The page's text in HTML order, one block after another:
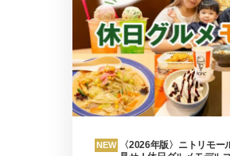
NEW
〈2026年版〉ニトリモ